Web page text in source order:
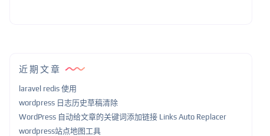
近期文章
laravel redis 使用
wordpress 日志历史草稿清除
WordPress 自动给文章的关键词添加链接 Links Auto Replacer
wordpress站点地图工具